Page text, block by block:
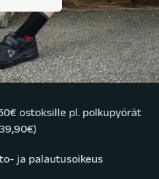
ostoksille pl. polkupyörät
ja palautusoikeus